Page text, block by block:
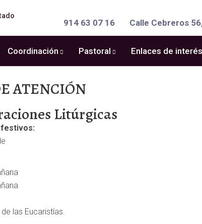
914 63 07 16 Calle Cebreros
Coordinación Pastoral Enlaces de interés
ATENCIÓN
Litúrgicas
festivos:
las Eucaristías.